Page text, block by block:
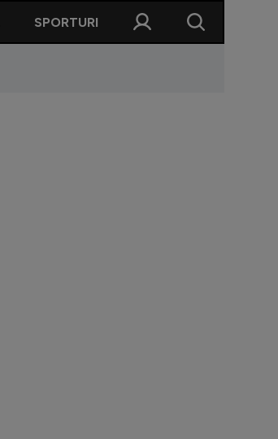
SPORTURI